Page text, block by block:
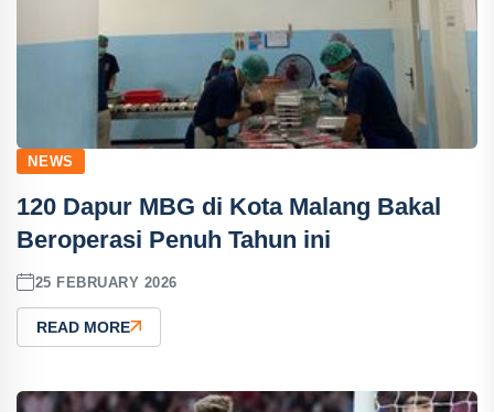
NEWS
120 Dapur MBG di Kota Malang Bakal
Beroperasi Penuh Tahun ini
25 FEBRUARY 2026
READ MORE